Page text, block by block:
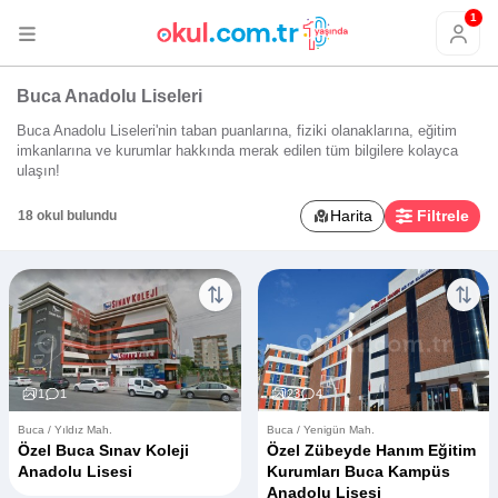
1
Buca Anadolu Liseleri
Buca Anadolu Liseleri'nin taban puanlarına, fiziki olanaklarına, eğitim
imkanlarına ve kurumlar hakkında merak edilen tüm bilgilere kolayca
ulaşın!
18 okul bulundu Harita Filtrele
1 1
Buca / Yıldız Mah.
Özel Buca Sınav Koleji
Anadolu Lisesi
23 4
Buca / Yenigün Mah.
Özel Zübeyde Hanım Eğitim
Kurumları Buca Kampüs
Anadolu Lisesi